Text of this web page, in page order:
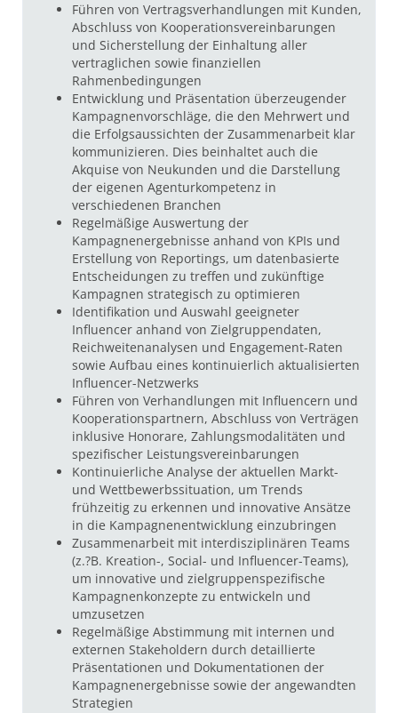
Führen von Vertragsverhandlungen mit Kunden,
Abschluss von Kooperationsvereinbarungen
und Sicherstellung der Einhaltung aller
vertraglichen sowie finanziellen
Rahmenbedingungen
Entwicklung und Präsentation überzeugender
Kampagnenvorschläge, die den Mehrwert und
die Erfolgsaussichten der Zusammenarbeit klar
kommunizieren. Dies beinhaltet auch die
Akquise von Neukunden und die Darstellung
der eigenen Agenturkompetenz in
verschiedenen Branchen
Regelmäßige Auswertung der
Kampagnenergebnisse anhand von KPIs und
Erstellung von Reportings, um datenbasierte
Entscheidungen zu treffen und zukünftige
Kampagnen strategisch zu optimieren
Identifikation und Auswahl geeigneter
Influencer anhand von Zielgruppendaten,
Reichweitenanalysen und Engagement-Raten
sowie Aufbau eines kontinuierlich aktualisierten
Influencer-Netzwerks
Führen von Verhandlungen mit Influencern und
Kooperationspartnern, Abschluss von Verträgen
inklusive Honorare, Zahlungsmodalitäten und
spezifischer Leistungsvereinbarungen
Kontinuierliche Analyse der aktuellen Markt-
und Wettbewerbssituation, um Trends
frühzeitig zu erkennen und innovative Ansätze
in die Kampagnenentwicklung einzubringen
Zusammenarbeit mit interdisziplinären Teams
(z.?B. Kreation-, Social- und Influencer-Teams),
um innovative und zielgruppenspezifische
Kampagnenkonzepte zu entwickeln und
umzusetzen
Regelmäßige Abstimmung mit internen und
externen Stakeholdern durch detaillierte
Präsentationen und Dokumentationen der
Kampagnenergebnisse sowie der angewandten
Strategien